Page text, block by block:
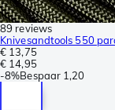
89 reviews
Knivesandtools 550
€ 13,75
€ 14,95
-8%Bespaar 1,20